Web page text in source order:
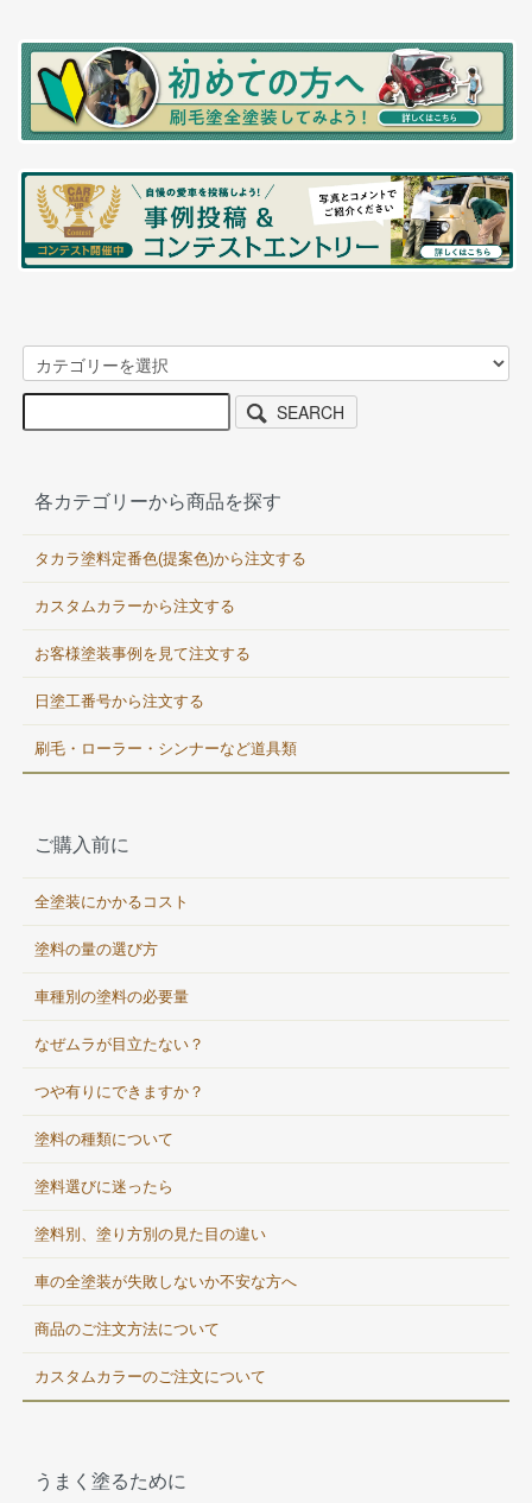
SEARCH
各カテゴリーから商品を探す
タカラ塗料定番色(提案色)から注文する
カスタムカラーから注文する
お客様塗装事例を見て注文する
日塗工番号から注文する
刷毛・ローラー・シンナーなど道具類
ご購入前に
全塗装にかかるコスト
塗料の量の選び方
車種別の塗料の必要量
なぜムラが目立たない？
つや有りにできますか？
塗料の種類について
塗料選びに迷ったら
塗料別、塗り方別の見た目の違い
車の全塗装が失敗しないか不安な方へ
商品のご注文方法について
カスタムカラーのご注文について
うまく塗るために